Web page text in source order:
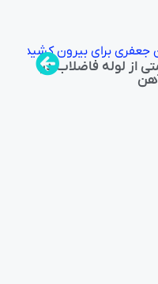
از لوله فاضلاب در